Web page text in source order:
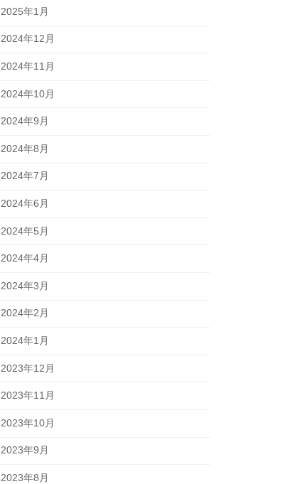
2025年1月
2024年12月
2024年11月
2024年10月
2024年9月
2024年8月
2024年7月
2024年6月
2024年5月
2024年4月
2024年3月
2024年2月
2024年1月
2023年12月
2023年11月
2023年10月
2023年9月
2023年8月